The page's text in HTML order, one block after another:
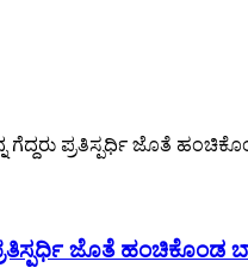
ಪ್ರತಿಸ್ಪರ್ಧಿ ಜೊತೆ
ಜೊತೆ